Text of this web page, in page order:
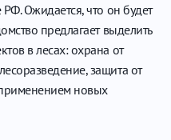
РФ. Ожидается, что он будет
предлагает выделить
в лесах: охрана от
защита от
новых